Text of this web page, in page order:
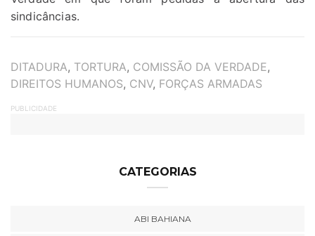
sindicâncias.
TAGS
DITADURA, TORTURA, COMISSÃO DA VERDADE,
DIREITOS HUMANOS, CNV, FORÇAS ARMADAS
PUBLICIDADE
CATEGORIAS
ABI BAHIANA